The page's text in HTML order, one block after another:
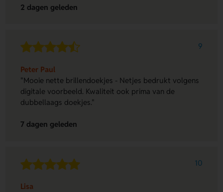
2 dagen geleden
9
Peter Paul
"Mooie nette brillendoekjes - Netjes bedrukt volgens
digitale voorbeeld. Kwaliteit ook prima van de
dubbellaags doekjes."
7 dagen geleden
10
Lisa